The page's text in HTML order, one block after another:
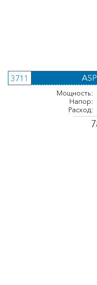
3711
Мощность:
Напор:
Расход: